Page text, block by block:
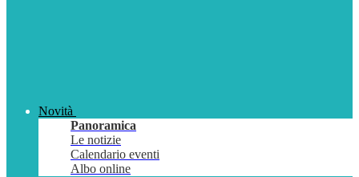
Novità
Panoramica
Le notizie
Calendario eventi
Albo online